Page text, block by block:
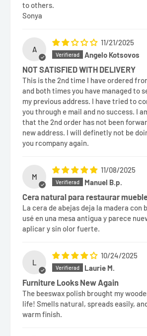
to others.
Sonya
A
11/21/2025
Angelo Kotsovos
NOT SATISFIED WITH DELIVERY
This is the 2nd time I have ordered
and both times you have managed to
my previous address. I have tried to
you through e mail and no success. I
that the 2nd order has not been
new address. I will definetly not be
you rcompany again.
M
11/08/2025
Manuel B.p.
Cera natural para restaurar
La cera de abejas deja la madera con
usé en una mesa antigua y parece
aplicar y sin olor fuerte.
L
10/24/2025
Laurie M.
Furniture Looks New Again
The beeswax polish brought my
life! Smells natural, spreads easily,
warm finish.